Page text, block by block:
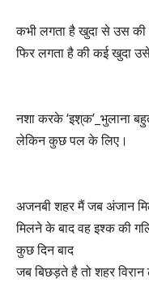
कभी लगता है खुदा से उस
फिर लगता है की कई खुदा
नशा करके ‘इश़्क’_भुलाना
लेकिन कुछ पल के लिए।
अजनबी शहर मैं जब अंजान
मिलने के बाद वह इश्क की
कुछ दिन बाद
जब बिछड़ते है तो शहर